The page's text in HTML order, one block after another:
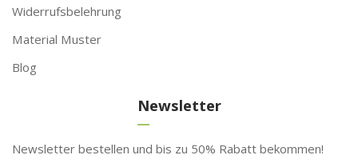
Widerrufsbelehrung
Material Muster
Blog
Newsletter
Newsletter bestellen und bis zu 50% Rabatt bekommen!